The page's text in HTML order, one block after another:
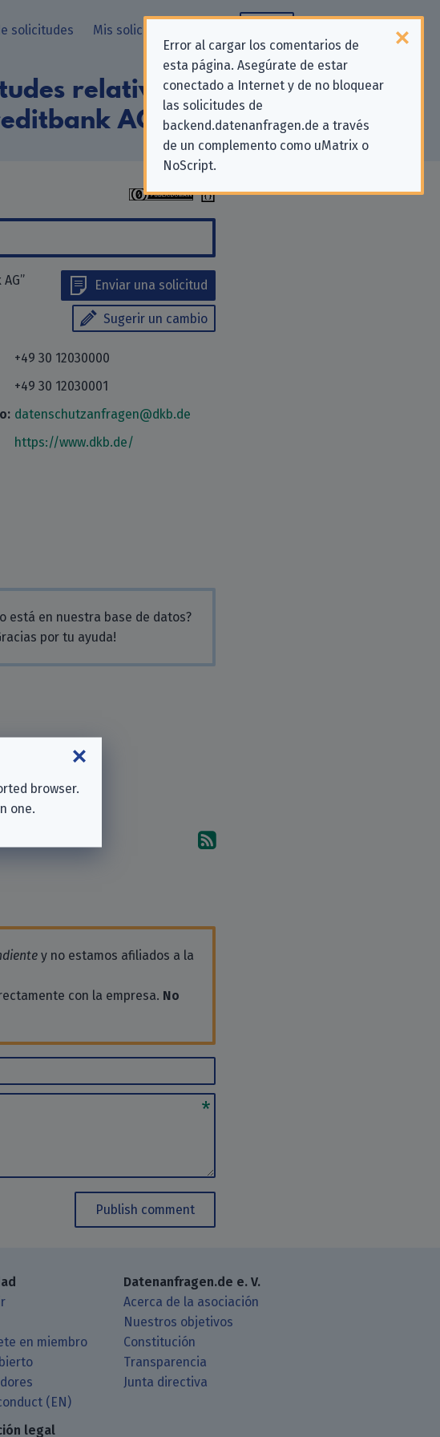
Error al cargar los comentarios de
esta página. Asegúrate de estar
conectado a Internet y de no bloquear
las solicitudes de
backend.datenanfragen.de a través
de un complemento como uMatrix o
NoScript.
solicitudes Mis solicitudes
relativas a la
AG»
Enviar una solicitud
Sugerir un cambio
+49 30 12030000
+49 30 12030001
datenschutzanfragen@dkb.de
https://www.dkb.de/
está en nuestra base de datos?
por tu ayuda!
Suscríbete a los
y no estamos afiliados a la
con la empresa. No
Publish comment
en miembro
(EN)
Datenanfragen.de e. V.
Acerca de la asociación
Nuestros objetivos
Constitución
Transparencia
Junta directiva
legal
browser.
one.